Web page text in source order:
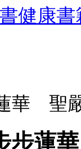
健康書
華 聖
步蓮